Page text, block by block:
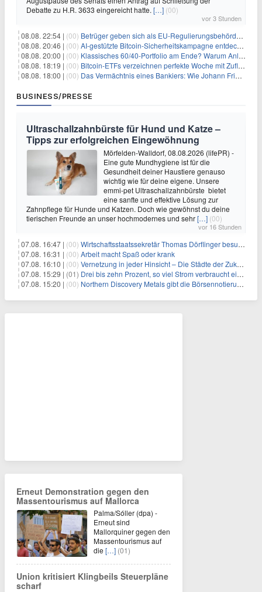
Debatte zu H.R. 3633 eingereicht hatte. […] (00)
vor 3 Stunden
08.08. 22:54 | (00) Betrüger geben sich als EU-Regulierungsbehörden aus, um Krypto-Nutzer nach MiCA-Deadline ins Visier zu nehmen
08.08. 20:46 | (00) AI-gestützte Bitcoin-Sicherheitskampagne entdeckt fast 5.000 Softwareprobleme in 390 Projekten
08.08. 20:00 | (00) Klassisches 60/40-Portfolio am Ende? Warum Anleger jetzt radikal umdenken müssen
08.08. 18:19 | (00) Bitcoin-ETFs verzeichnen perfekte Woche mit Zuflüssen auf 3-Monats-Hoch
08.08. 18:00 | (00) Das Vermächtnis eines Bankiers: Wie Johann Friedrich Städel sein Imperium unsterblich machte
BUSINESS/PRESSE
Ultraschallzahnbürste für Hund und Katze –
Tipps zur erfolgreichen Eingewöhnung
Mörfelden-Walldorf, 08.08.2026 (lifePR) -
Eine gute Mundhygiene ist für die
Gesundheit deiner Haustiere genauso
wichtig wie für deine eigene. Unsere
emmi-pet Ultraschallzahnbürste bietet
eine sanfte und effektive Lösung zur
Zahnpflege für Hunde und Katzen. Doch wie gewöhnst du deine
tierischen Freunde an unser hochmodernes und sehr[…] (00)
vor 16 Stunden
07.08. 16:47 | (00) Wirtschaftsstaatssekretär Thomas Dörflinger besucht Handwerksbetrieb im Kammerbezirk Freiburg
07.08. 16:31 | (00) Arbeit macht Spaß oder krank
07.08. 16:10 | (00) Vernetzung in jeder Hinsicht – Die Städte der Zukunft sind grün-blau
07.08. 15:29 | (01) Drei bis zehn Prozent, so viel Strom verbraucht ein Aufzug im Gebäude
07.08. 15:20 | (00) Northern Discovery Metals gibt die Börsennotierung an der Frankfurter Wertpapierbörse bekannt
Erneut Demonstration gegen den
Massentourismus auf Mallorca
Palma/Sóller (dpa) -
Erneut sind
Mallorquiner gegen den
Massentourismus auf
die […] (01)
Union kritisiert Klingbeils Steuerpläne
scharf